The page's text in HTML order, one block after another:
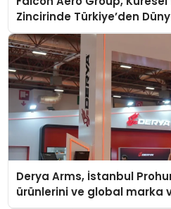
Zincirinde Türkiye’den
Derya Arms, İstanbul
ürünlerini ve global marka